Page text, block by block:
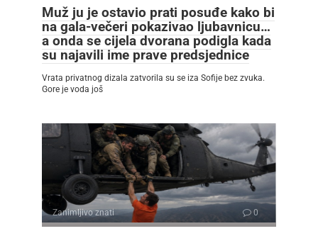
Muž ju je ostavio prati posuđe kako bi
na gala-večeri pokazivao ljubavnicu…
a onda se cijela dvorana podigla kada
su najavili ime prave predsjednice
Vrata privatnog dizala zatvorila su se iza Sofije bez zvuka.
Gore je voda još
Zanimljivo znati 0